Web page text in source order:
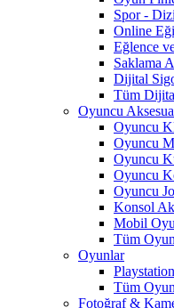
Spor -
Online
Eğlence
Saklama
Dijital
Tüm
Oyuncu
Oyuncu
Oyuncu
Oyuncu
Oyuncu
Oyuncu
Konsol
Mobil
Tüm
Oyunlar
Tüm
Fotoğraf &